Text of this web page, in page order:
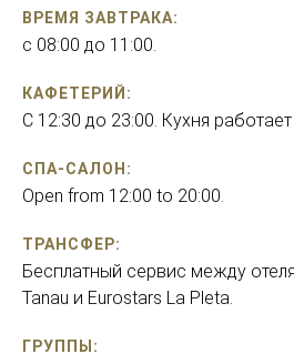
ВРЕМЯ ЗАВТРАКА:
с 08:00 до 11:00.
КАФЕТЕРИЙ:
C 12:30 до 23:00. Кухня
СПА-САЛОН:
Open from 12:00 to 20:00.
ТРАНСФЕР:
Бесплатный сервис между
Tanau и Eurostars La Pleta.
ГРУППЫ: